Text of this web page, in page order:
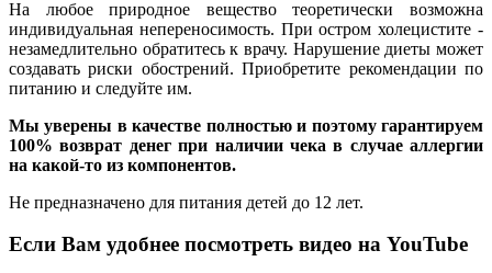
На любое природное вещество теоретически возможна
индивидуальная непереносимость. При остром холецистите -
незамедлительно обратитесь к врачу. Нарушение диеты может
создавать риски обострений. Приобретите рекомендации по
питанию и следуйте им.
Мы уверены в качестве полностью и поэтому гарантируем
100% возврат денегпри наличии чекав случае аллергии
на какой-то из компонентов.
Не предназначено для питания детей до 12 лет.
Если Вам удобнее посмотреть видео на YouTube